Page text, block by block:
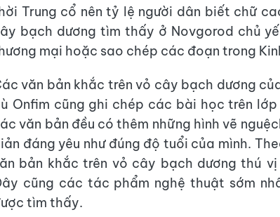
Trung cổ nên tỷ lệ người dân biết chữ
bạch dương tìm thấy ở Novgorod chủ
mại hoặc sao chép các đoạn trong
văn bản khắc trên vỏ cây bạch dương
Onfim cũng ghi chép các bài học trên
văn bản đều có thêm những hình vẽ
đáng yêu như đúng độ tuổi của mình.
bản khắc trên vỏ cây bạch dương thú
cũng các tác phẩm nghệ thuật sớm
tìm thấy.